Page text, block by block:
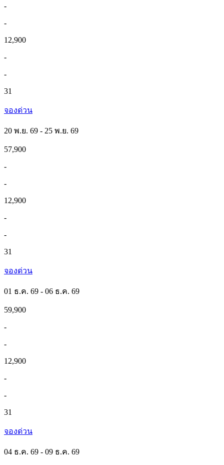
-
-
12,900
-
-
31
จองด่วน
20 พ.ย. 69 - 25 พ.ย. 69
57,900
-
-
12,900
-
-
31
จองด่วน
01 ธ.ค. 69 - 06 ธ.ค. 69
59,900
-
-
12,900
-
-
31
จองด่วน
04 ธ.ค. 69 - 09 ธ.ค. 69